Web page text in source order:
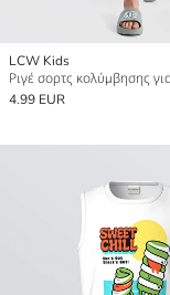
LCW Kids
Ριγέ σορτς κολύμβησης
4.99 EUR